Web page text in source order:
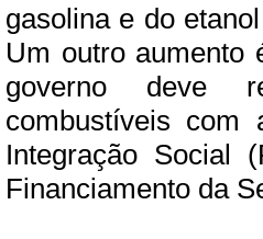
gasolina e do
Um outro aumento
governo deve
combustíveis com
Integração Social
Financiamento da